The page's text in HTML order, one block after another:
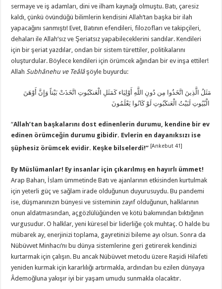
sermaye ve iş adamları, dini ve ilham kaynağı olmuştu. Batı, çaresiz
kaldı, çünkü övündüğü bilimlerin kendisini Allah’tan başka bir ilah
yapacağını sanmıştı! Evet, Batının efendileri, filozofları ve takipçileri,
dehaları ile Allah’sız ve Şeriatsız yapabileceklerini sandılar. Kendileri
için bir şeriat yazdılar, ondan bir sistem türettiler, politikalarını
oluşturdular. Böylece kendileri için örümcek ağından bir ev inşa ettiler!
AllahSubhânehu ve Teâlâşöyle buyurdu:
مَثَلُ الَّذِينَ اتَّخَذُوا مِن دُونِ اللَّهِ أَوْلِيَاء كَمَثَلِ الْعَنكَبُوتِ اتَّخَذَتْ بَيْتاً وَإِنَّ أَوْهَنَ
“Allah’tan başkalarını dost edinenlerin durumu, kendine bir ev
edinen örümceğin durumu gibidir. Evlerin en dayanıksızı ise
şüphesiz örümcek evidir. Keşke bilselerdi!” [Ankebut 41]
Ey Müslümanlar! Ey insanlar için çıkarılmış en hayırlı ümmet!
Arap Baharı, İslam ümmetinde Batı ve ajanlarının etkisinden kurtulmak
için yeterli güç ve sağlam irade olduğunun duyurusuydu. Bu pandemi
ise, düşmanınızın bünyesi ve sisteminin zayıf olduğunun, halklarının
onun aldatmasından, açgözlülüğünden ve kötü bakımından bıktığının
vurgusudur. O halklar, yeni küresel bir liderliğe çok muhtaç. O halde bu
mübarek ay, enerjinizi toplama, gayretinizi bileme ayı olsun. Sonra da
Nübüvvet Minhacı’nı bu dünya sistemlerine geri getirerek kendinizi
kurtarmak için çalışın. Bu ancak Nübüvvet metodu üzere Raşidi Hilafeti
yeniden kurmak için kararlılığı artırmakla, ardından bu ezilen dünyaya
Âdemoğluna yakışır iyi bir yaşam umudu sunmakla olacaktır.